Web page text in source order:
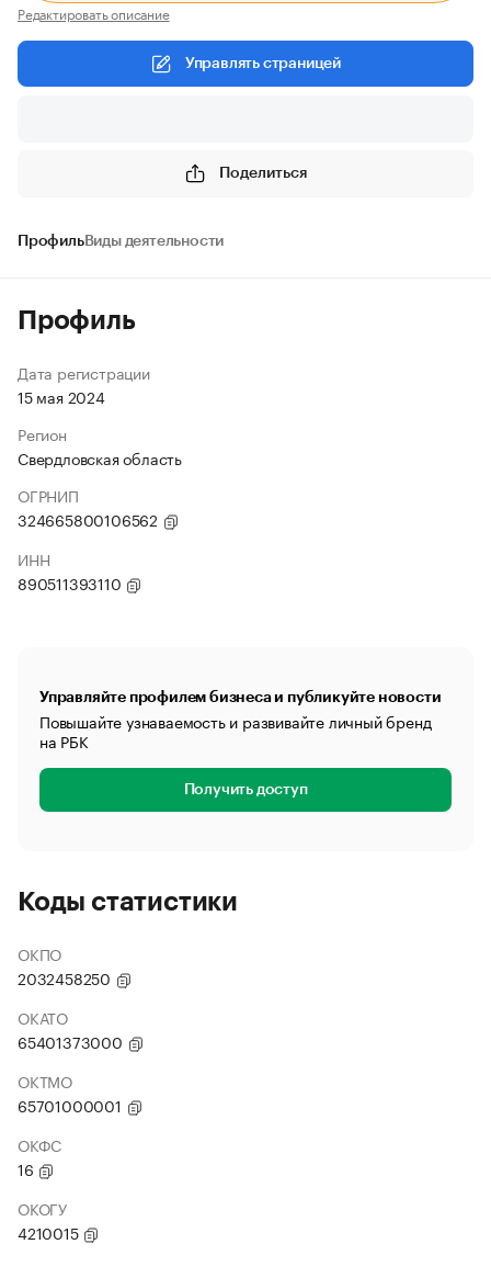
Редактировать описание
Управлять страницей
Поделиться
ПрофильВиды деятельности
Профиль
Дата регистрации
15 мая 2024
Регион
Свердловская область
ОГРНИП
324665800106562
ИНН
890511393110
Управляйте профилем бизнеса и публикуйте новости
Повышайте узнаваемость и развивайте личный бренд
на РБК
Получить доступ
Коды статистики
ОКПО
2032458250
ОКАТО
65401373000
ОКТМО
65701000001
ОКФС
16
ОКОГУ
4210015